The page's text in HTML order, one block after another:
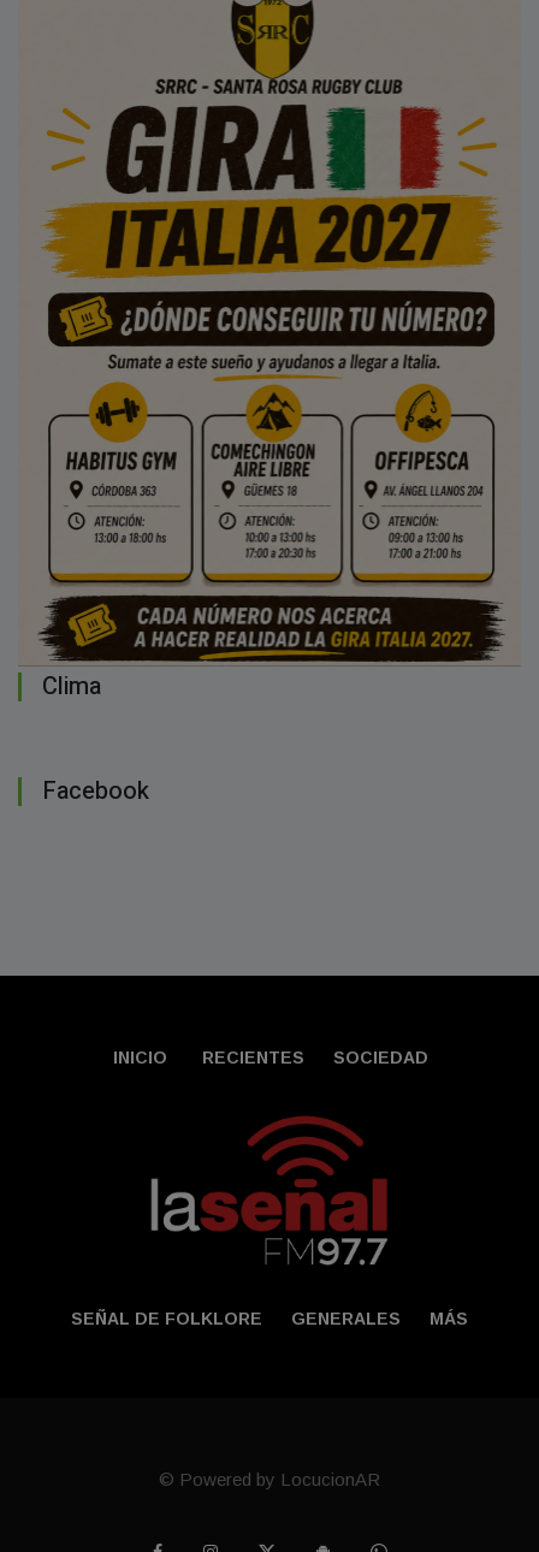
Clima
Facebook
INICIO RECIENTES SOCIEDAD
SEÑAL DE FOLKLORE GENERALES MÁS
© Powered by LocucionAR